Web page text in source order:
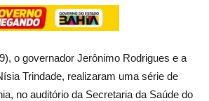
o governador Jerônimo Rodrigues e a
Trindade, realizaram uma série de
no auditório da Secretaria da Saúde do